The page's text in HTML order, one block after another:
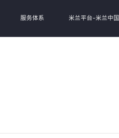
服务体系 米兰平台-米兰中国,